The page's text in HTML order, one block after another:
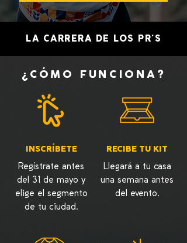
LA CARRERA DE LOS PR´S
¿CÓMO FUNCIONA?
INSCRÍBETE
Regístrate antes
del 31 de mayo y
elige el segmento
de tu ciudad.
RECIBE TU KIT
Llegará a tu casa
una semana antes
del evento.